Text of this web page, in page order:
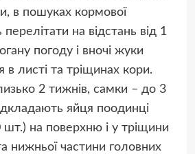
в пошуках кормової
на відстань від 1
погоду і вночі жуки
в листі та тріщинах кори.
2 тижнів, самки – до 3
яйця поодинці
шт.) на поверхню і у тріщини
нижньої частини головних